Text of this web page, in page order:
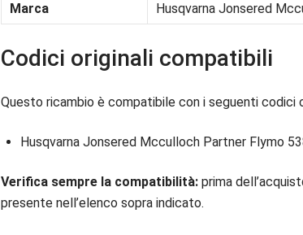
Marca
Husqvarna Jonsered
Codici originali compatibili
Questo ricambio è compatibile con i seguenti codici
Husqvarna Jonsered Mcculloch Partner Flymo
Verifica sempre la compatibilità: prima
presente nell’elenco sopra indicato.